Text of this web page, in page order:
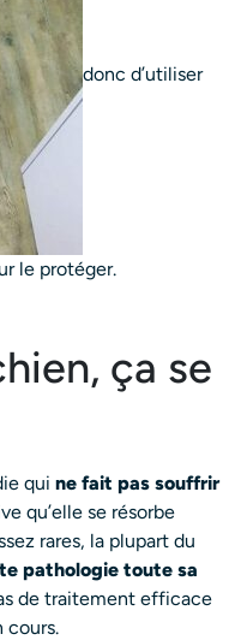
donc d’utiliser
le protéger.
ça se
qui ne fait pas souffrir
qu’elle se résorbe
rares, la plupart du
pathologie toute sa
de traitement efficace
cours.